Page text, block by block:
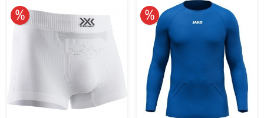
10% reduziert 10% reduziert